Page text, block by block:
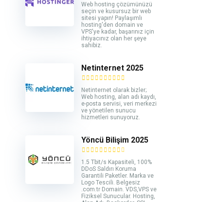
Web hosting çözümünüzü
seçin ve kusursuz bir web
sitesi yapın! Paylaşımlı
hosting'den domain ve
VPS'ye kadar, başarınız için
ihtiyacınız olan her şeye
sahibiz.
Netinternet 2025
Netinternet olarak bizler;
Web hosting, alan adı kaydı,
e-posta servisi, veri merkezi
ve yönetilen sunucu
hizmetleri sunuyoruz.
Yöncü Bilişim 2025
1.5 Tbit/s Kapasiteli, 100%
DDoS Saldırı Koruma
Garantili Paketler. Marka ve
Logo Tescili. Belgesiz
.com.tr Domain. VDS,VPS ve
Fiziksel Sunucular. Hosting,